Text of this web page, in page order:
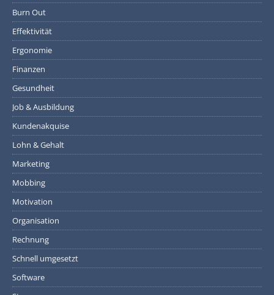
Burn Out
Effektivität
Ergonomie
Finanzen
Gesundheit
Job & Ausbildung
Kundenakquise
Lohn & Gehalt
Marketing
Mobbing
Motivation
Organisation
Rechnung
Schnell umgesetzt
Software